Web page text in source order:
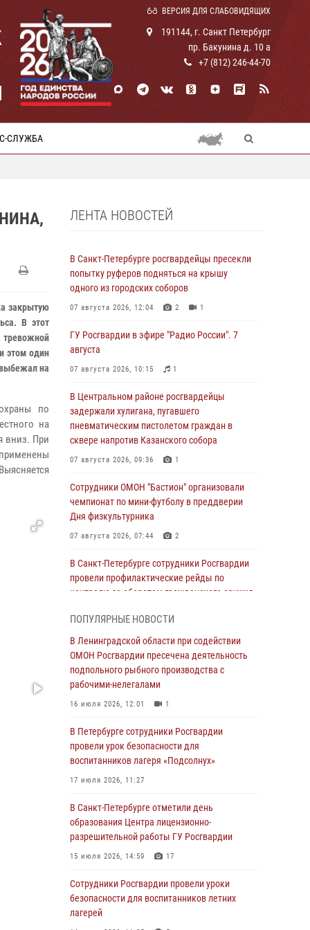
ВЕРСИЯ ДЛЯ СЛАБОВИДЯЩИХ
191144, г. Санкт Петербург
пр. Бакунина д. 10 а
+7 (812) 246-44-70
СЛУЖБА
закрытую
В этот
этом один
на
по
на
вниз. При
ЛЕНТА НОВОСТЕЙ
В Санкт-Петербурге росгвардейцы пресекли
попытку руферов подняться на крышу
одного из городских соборов
07 августа 2026, 12:04 2 1
ГУ Росгвардии в эфире "Радио России". 7
августа
07 августа 2026, 10:15 1
В Центральном районе росгвардейцы
задержали хулигана, пугавшего
пневматическим пистолетом граждан в
сквере напротив Казанского собора
07 августа 2026, 09:36 1
Сотрудники ОМОН "Бастион" организовали
чемпионат по мини-футболу в преддверии
Дня физкультурника
07 августа 2026, 07:44 2
В Санкт-Петербурге сотрудники Росгвардии
провели профилактические рейды по
контролю за оборотом гражданского оружия
В Красносельском районе наряд Росгвардии
задержал правонарушителя, угрожавшего 17-
летнему подростку травматическим оружием
06 августа 2026, 13:39
оперативно задержали хулигана,
стрелявшего из пускового устройства рядом
с жилыми домами
06 августа 2026, 11:36
Сотрудники и военнослужащие Росгвардии
обеспечили правопорядок при проведении
матча "Зенит" - "Балтика"
06 августа 2026, 07:30 10
В Выборгском районе наряд Росгвардии
обнаружил разыскиваемый преступный
автотранспорт
ПОПУЛЯРНЫЕ НОВОСТИ
В Ленинградской области при содействии
ОМОН Росгвардии пресечена деятельность
подпольного рыбного производства с
рабочими-нелегалами
16 июля 2026, 12:01 1
В Петербурге сотрудники Росгвардии
провели урок безопасности для
воспитанников лагеря «Подсолнух»
17 июля 2026, 11:27
В Санкт-Петербурге отметили день
образования Центра лицензионно-
разрешительной работы ГУ Росгвардии
15 июля 2026, 14:59 17
Сотрудники Росгвардии провели уроки
безопасности для воспитанников летних
лагерей